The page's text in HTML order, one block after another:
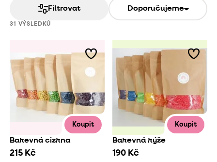
Filtrovat Doporučujeme
31 VÝSLEDKŮ
Koupit
Barevná cizrna
215 Kč
Koupit
Barevná rýže
190 Kč